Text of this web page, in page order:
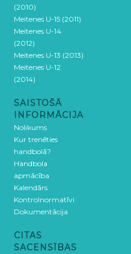
(2010)
Meitenes U-15 (2011)
Meitenes U-14
(2012)
Meitenes U-13 (2013)
Meitenes U-12
(2014)
SAISTOŠĀ
INFORMĀCIJA
Nolikums
Kur trenēties
handbolā?
Handbola
apmācība
Kalendārs
Kontrolnormatīvi
Dokumentācija
CITAS
SACENSĪBAS